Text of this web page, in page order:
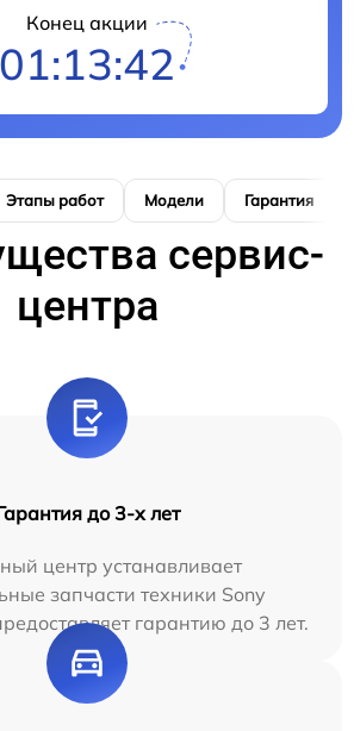
Конец акции
01:13:41
Этапы работ Модели Гарантия
сервис-
центра
до 3-х лет
центр устанавливает
запчасти техники Sony
гарантию до 3 лет.